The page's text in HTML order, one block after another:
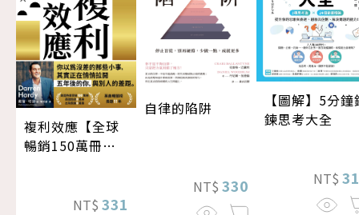
複利效應【全球
暢銷150萬冊・
NT$ 331
自律的陷阱
NT$ 330
【圖解】5分鐘
鍊思考大全
NT$